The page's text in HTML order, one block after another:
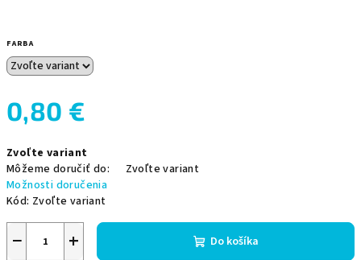
FARBA
0,80 €
cena:
Zvoľte variant
Môžeme doručiť do:
Zvoľte variant
Možnosti doručenia
Kód: Zvoľte variant
+
− Do košíka